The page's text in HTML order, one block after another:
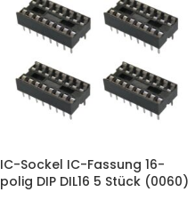
IC-Sockel IC-Fassung 16-
polig DIP DIL16 5 Stück (0060)